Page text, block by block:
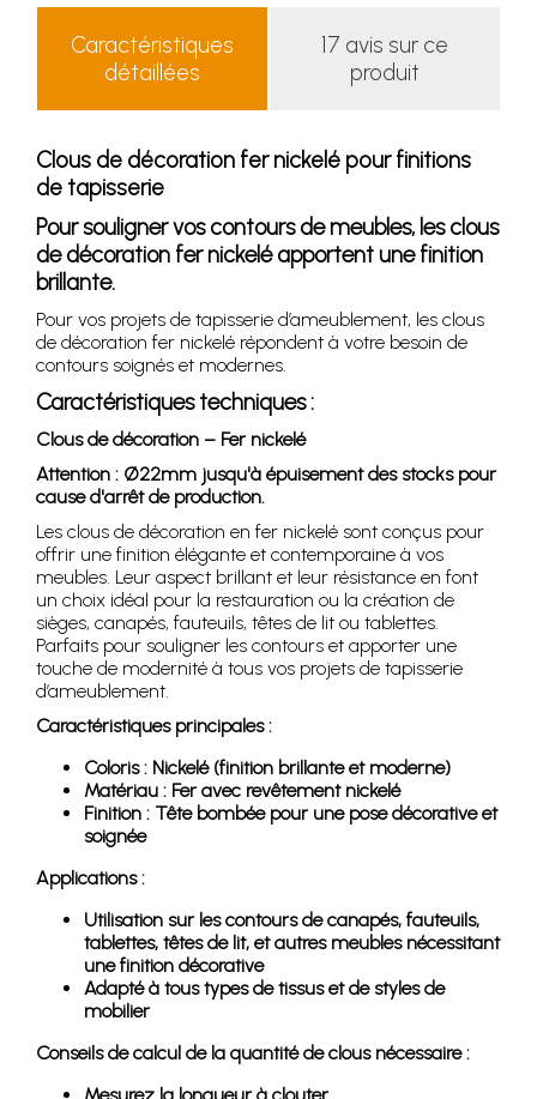
Caractéristiques
détaillées
17 avis sur ce
produit
Clous de décoration fer nickelé pour finitions
de tapisserie
Pour souligner vos contours de meubles, les clous
de décoration fer nickelé apportent une finition
brillante.
Pour vos projets de tapisserie d’ameublement, les clous
de décoration fer nickelé répondent à votre besoin de
contours soignés et modernes.
Caractéristiques techniques :
Clous de décoration – Fer nickelé
Attention : Ø22mm jusqu'à épuisement des stocks pour
cause d'arrêt de production.
Les clous de décoration en fer nickelé sont conçus pour
offrir une finition élégante et contemporaine à vos
meubles. Leur aspect brillant et leur résistance en font
un choix idéal pour la restauration ou la création de
sièges, canapés, fauteuils, têtes de lit ou tablettes.
Parfaits pour souligner les contours et apporter une
touche de modernité à tous vos projets de tapisserie
d’ameublement.
Caractéristiques principales :
Coloris : Nickelé (finition brillante et moderne)
Matériau : Fer avec revêtement nickelé
Finition : Tête bombée pour une pose décorative et
soignée
Applications :
Utilisation sur les contours de canapés, fauteuils,
tablettes, têtes de lit, et autres meubles nécessitant
une finition décorative
Adapté à tous types de tissus et de styles de
mobilier
Conseils de calcul de la quantité de clous nécessaire :
Mesurez la longueur à clouter